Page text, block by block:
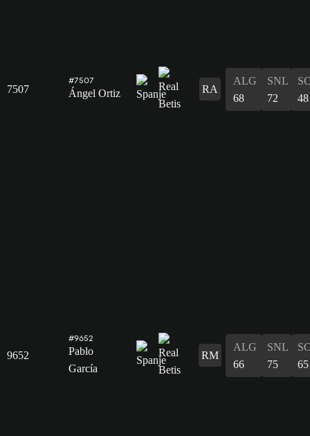
7507
#7507
Ángel Ortiz RA
ALG
68
SNL
72
48
9652
#9652
Pablo
García
RM
ALG
66
SNL
75
65